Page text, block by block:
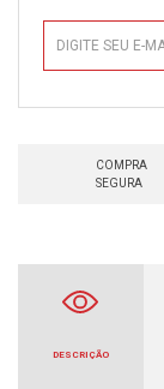
COMPRA
SEGURA
DESCRIÇÃO